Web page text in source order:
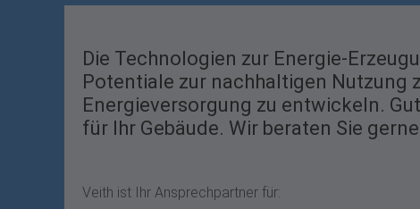
Die Technologien zur Energie-
Potentiale zur nachhaltigen Nutzung
Energieversorgung zu entwickeln.
für Ihr Gebäude. Wir beraten Sie
Veith ist Ihr Ansprechpartner für: